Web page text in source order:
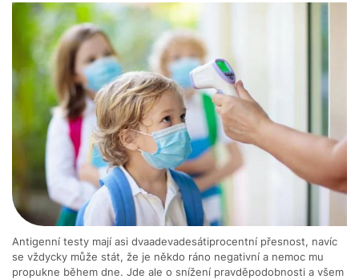
Antigenní testy mají asi dvaadevadesátiprocentní přesnost, navíc
se vždycky může stát, že je někdo ráno negativní a nemoc mu
propukne během dne. Jde ale o snížení pravděpodobnosti a všem